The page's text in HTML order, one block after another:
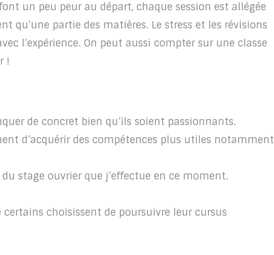
un peu peur au départ, chaque session est allégée
qu’une partie des matières. Le stress et les révisions
l’expérience. On peut aussi compter sur une classe
!
de concret bien qu’ils soient passionnants.
d’acquérir des compétences plus utiles notamment
stage ouvrier que j’effectue en ce moment.
choisissent de poursuivre leur cursus